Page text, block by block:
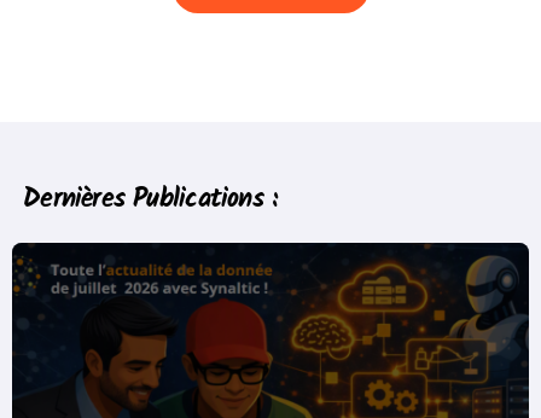
Dernières Publications :